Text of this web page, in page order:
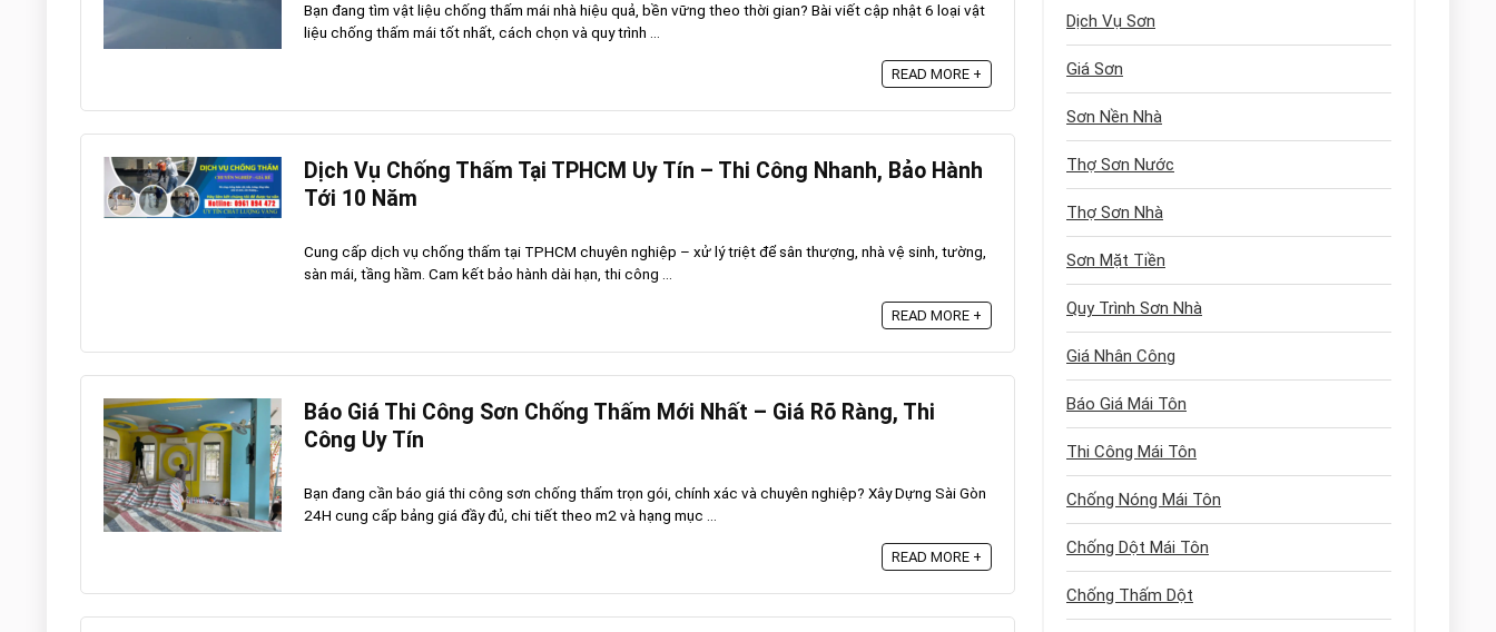
Bạn đang tìm vật liệu chống thấm mái nhà hiệu quả, bền vững theo thời gian? Bài viết cập nhật 6 loại vật
liệu chống thấm mái tốt nhất, cách chọn và quy trình ...
READ MORE +
Dịch Vụ Chống Thấm Tại TPHCM Uy Tín – Thi Công Nhanh, Bảo Hành
Tới 10 Năm
Cung cấp dịch vụ chống thấm tại TPHCM chuyên nghiệp – xử lý triệt để sân thượng, nhà vệ sinh, tường,
sàn mái, tầng hầm. Cam kết bảo hành dài hạn, thi công ...
READ MORE +
Báo Giá Thi Công Sơn Chống Thấm Mới Nhất – Giá Rõ Ràng, Thi
Công Uy Tín
Bạn đang cần báo giá thi công sơn chống thấm trọn gói, chính xác và chuyên nghiệp? Xây Dựng Sài Gòn
24H cung cấp bảng giá đầy đủ, chi tiết theo m2 và hạng mục ...
READ MORE +
Dịch Vụ Sơn
Giá Sơn
Sơn Nền Nhà
Thợ Sơn Nước
Thợ Sơn Nhà
Sơn Mặt Tiền
Quy Trình Sơn Nhà
Giá Nhân Công
Báo Giá Mái Tôn
Thi Công Mái Tôn
Chống Nóng Mái Tôn
Chống Dột Mái Tôn
Chống Thấm Dột